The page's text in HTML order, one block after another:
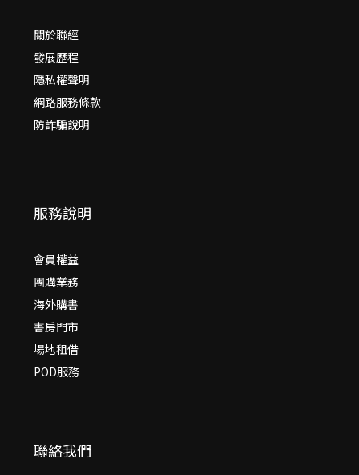
關於聯經
發展歷程
隱私權聲明
網路服務條款
防詐騙說明
服務說明
會員權益
團購業務
海外購書
書房門市
場地租借
POD服務
聯絡我們